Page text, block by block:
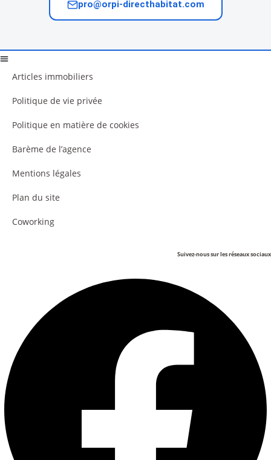
pro@orpi-directhabitat.com
Articles immobiliers
Politique de vie privée
Politique en matière de cookies
Barème de l’agence
Mentions légales
Plan du site
Coworking
Suivez-nous sur les réseaux sociaux